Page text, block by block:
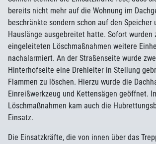
bereits nicht mehr auf die Wohnung im
beschränkte sondern schon auf den Speicher
Hauslänge ausgebreitet hatte. Sofort wurden
eingeleiteten Löschmaßnahmen weitere
nachalarmiert. An der Straßenseite wurde
Hinterhofseite eine Drehleiter in Stellung
Flammen zu löschen. Hierzu wurde die
Einreißwerkzeug und Kettensägen geöffnet.
Löschmaßnahmen kam auch die
Einsatz.
Die Einsatzkräfte, die von innen über das